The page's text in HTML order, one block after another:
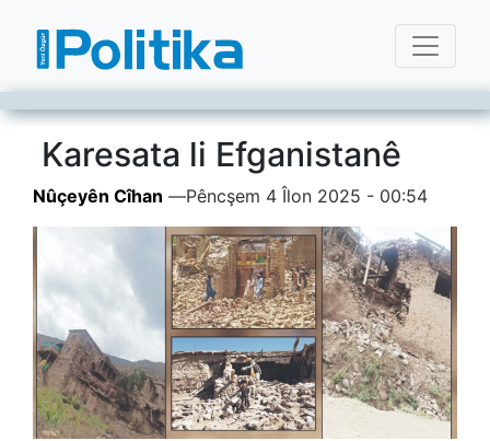
Karesata li Efganistanê
Nûçeyên Cîhan —Pêncşem 4 Îlon 2025 - 00:54